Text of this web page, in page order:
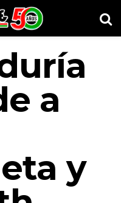
a
y